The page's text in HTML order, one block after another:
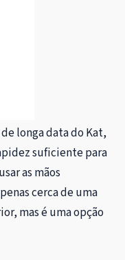
longa data do Kat,
suficiente para
as mãos
cerca de uma
mas é uma opção